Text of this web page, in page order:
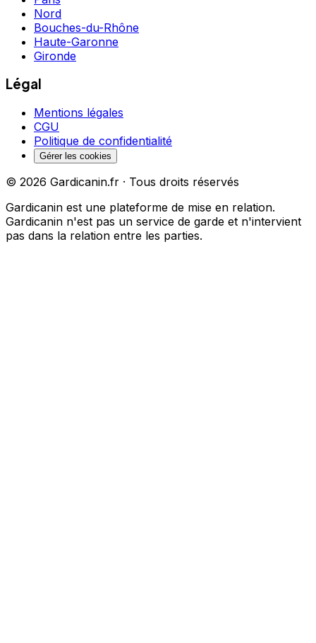
Nord
Bouches-du-Rhône
Haute-Garonne
Gironde
Légal
Mentions légales
CGU
Politique de confidentialité
Gérer les cookies
© 2026 Gardicanin.fr · Tous droits réservés
Gardicanin est une plateforme de mise en relation.
Gardicanin n'est pas un service de garde et n'intervient
pas dans la relation entre les parties.